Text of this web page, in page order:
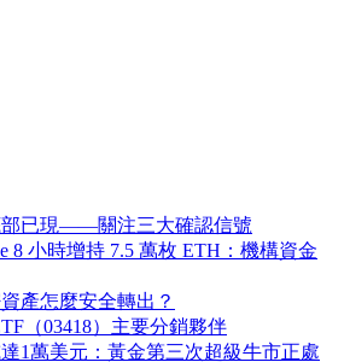
部已現——關注三大確認信號
8 小時增持 7.5 萬枚 ETH：機構資金
產怎麼安全轉出？
（03418）主要分銷夥伴
1萬美元：黃金第三次超級牛市正處